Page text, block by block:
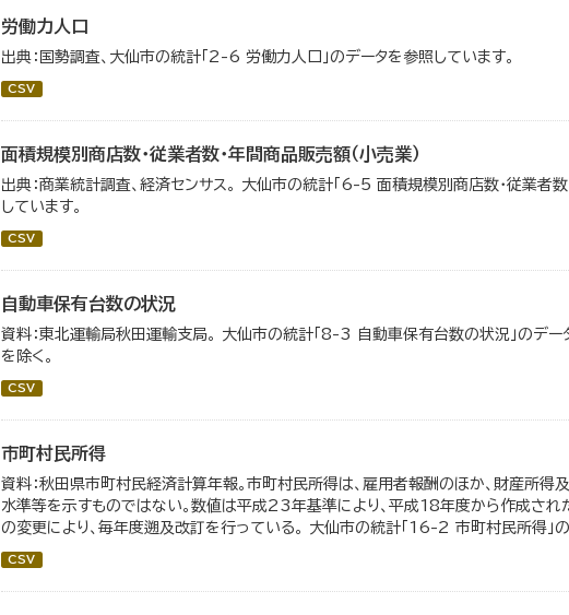
労働力人口
出典：国勢調査、大仙市の統計「2-6 労働力人口」のデータを参照しています。
CSV
面積規模別商店数・従業者数・年間商品販売額（小売業）
出典：商業統計調査、経済センサス。 大仙市の統計「6-5 面積規模別商店数・従業者数
しています。
CSV
自動車保有台数の状況
資料：東北運輸局秋田運輸支局。 大仙市の統計「8-3 自動車保有台数の状況」のデー
を除く。
CSV
市町村民所得
資料：秋田県市町村民経済計算年報。市町村民所得は、雇用者報酬のほか、財産所得
水準等を示すものではない。数値は平成23年基準により、平成18年度から作成され
の変更により、毎年度遡及改訂を行っている。 大仙市の統計「16-2 市町村民所得」の
CSV